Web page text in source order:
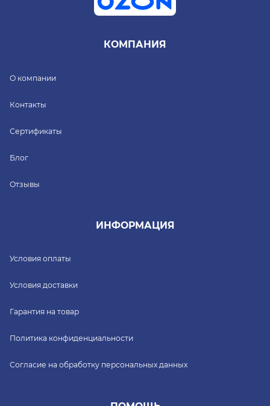
КОМПАНИЯ
О компании
Контакты
Сертификаты
Блог
Отзывы
ИНФОРМАЦИЯ
Условия оплаты
Условия доставки
Гарантия на товар
Политика конфиденциальности
Согласие на обработку персональных данных